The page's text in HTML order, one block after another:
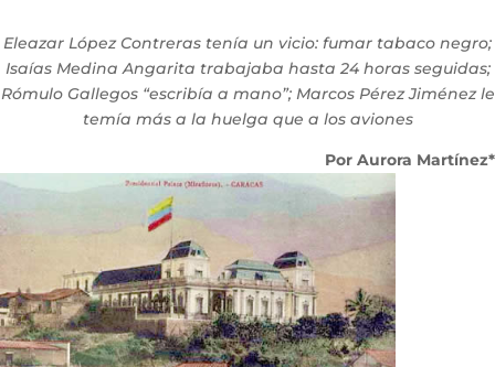
Eleazar López Contreras tenía un vicio: fumar tabaco negro;
Isaías Medina Angarita trabajaba hasta 24 horas seguidas;
Rómulo Gallegos “escribía a mano”; Marcos Pérez Jiménez le
temía más a la huelga que a los aviones
Por Aurora Martínez*